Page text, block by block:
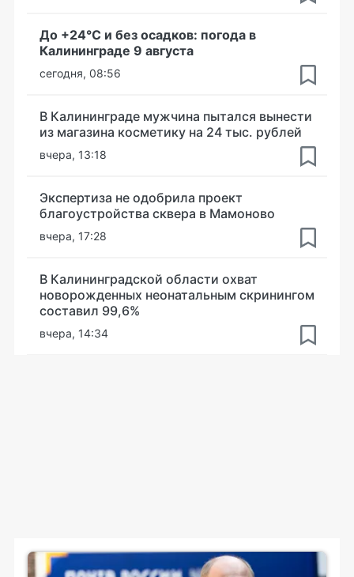
До +24°С и без осадков: погода в
Калининграде 9 августа
сегодня, 08:56
В Калининграде мужчина пытался вынести
из магазина косметику на 24 тыс. рублей
вчера, 13:18
Экспертиза не одобрила проект
благоустройства сквера в Мамоново
вчера, 17:28
В Калининградской области охват
новорожденных неонатальным скринингом
составил 99,6%
вчера, 14:34